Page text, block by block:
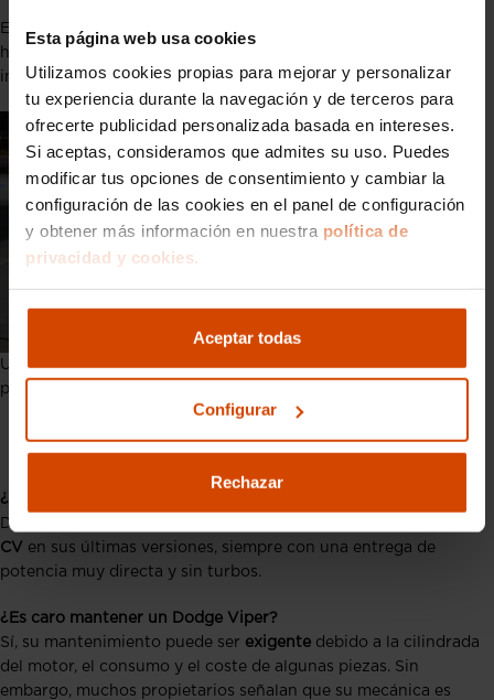
Esta página web usa cookies
Utilizamos cookies propias para mejorar y personalizar
tu experiencia durante la navegación y de terceros para
ofrecerte publicidad personalizada basada en intereses.
Si aceptas, consideramos que admites su uso. Puedes
modificar tus opciones de consentimiento y cambiar la
configuración de las cookies en el panel de configuración
y obtener más información en nuestra política de
privacidad y cookies.
Aceptar todas
Configurar
Rechazar
En cine, televisión y competiciones, también ha sido un
habitual gracias a su imagen agresiva y su sonido
inconfundible.
Una de su versión más reconocida era el Gran Turismo, siendo
popular por un videojuego.
Preguntas frecuentes sobre coche
Viper
¿Cuál es la potencia del motor Viper?
Depende de la generación, pero el V10 llegó a superar los
CV en sus últimas versiones, siempre con una entrega de
potencia muy directa y sin turbos.
¿Es caro mantener un Dodge Viper?
Sí, su mantenimiento puede ser exigente debido a la cilindrada
del motor, el consumo y el coste de algunas piezas. Sin
embargo, muchos propietarios señalan que su mecánica es